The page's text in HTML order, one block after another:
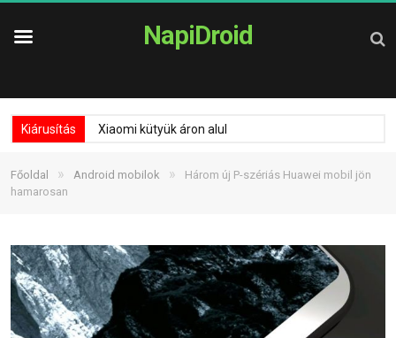
NapiDroid
Kiárusítás Xiaomi kütyük áron alul
Főoldal » Android mobilok »
Három új P-szériás Huawei mobil jön
hamarosan